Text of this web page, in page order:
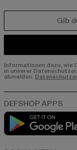
Informationen dazu, wie
in unserer
abmelden.